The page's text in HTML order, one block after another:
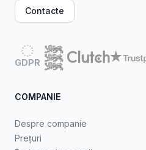
Contacte
GDPR
COMPANIE
Despre companie
Prețuri